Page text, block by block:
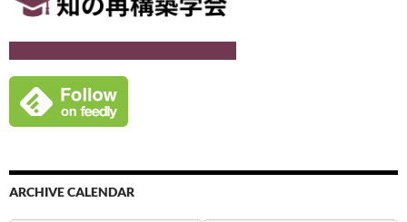
ARCHIVE CALENDAR